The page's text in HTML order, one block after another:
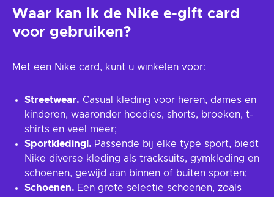
Waar kan ik de Nike e-gift card
voor gebruiken?
Met een Nike card, kunt u winkelen voor:
Streetwear. Casual kleding voor heren, dames en
kinderen, waaronder hoodies, shorts, broeken, t-
shirts en veel meer;
Sportkledingl. Passende bij elke type sport, biedt
Nike diverse kleding als tracksuits, gymkleding en
schoenen, gewijd aan binnen of buiten sporten;
Schoenen. Een grote selectie schoenen, zoals